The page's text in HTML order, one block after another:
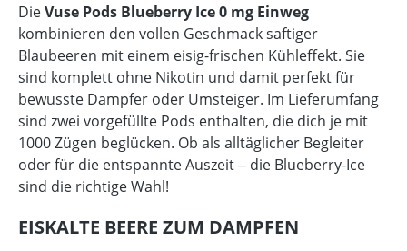
DieVuse Pods Blueberry Ice 0 mg Einweg
kombinieren den vollen Geschmack saftiger
Blaubeeren mit einem eisig-frischen Kühleffekt. Sie
sind komplett ohne Nikotin und damit perfekt für
bewusste Dampfer oder Umsteiger. Im Lieferumfang
sind zwei vorgefüllte Pods enthalten, die dich je mit
1000 Zügen beglücken. Ob als alltäglicher Begleiter
oder für die entspannte Auszeit ‒ die Blueberry-Ice
sind die richtige Wahl!
EISKALTE BEERE ZUM DAMPFEN